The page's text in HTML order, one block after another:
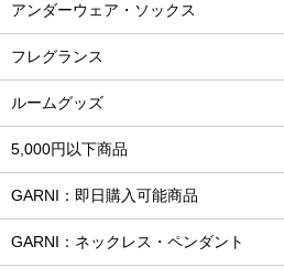
アンダーウェア・ソックス
フレグランス
ルームグッズ
5,000円以下商品
GARNI：即日購入可能商品
GARNI：ネックレス・ペンダント